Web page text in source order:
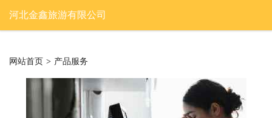
河北金鑫旅游有限公司
网站首页 > 产品服务